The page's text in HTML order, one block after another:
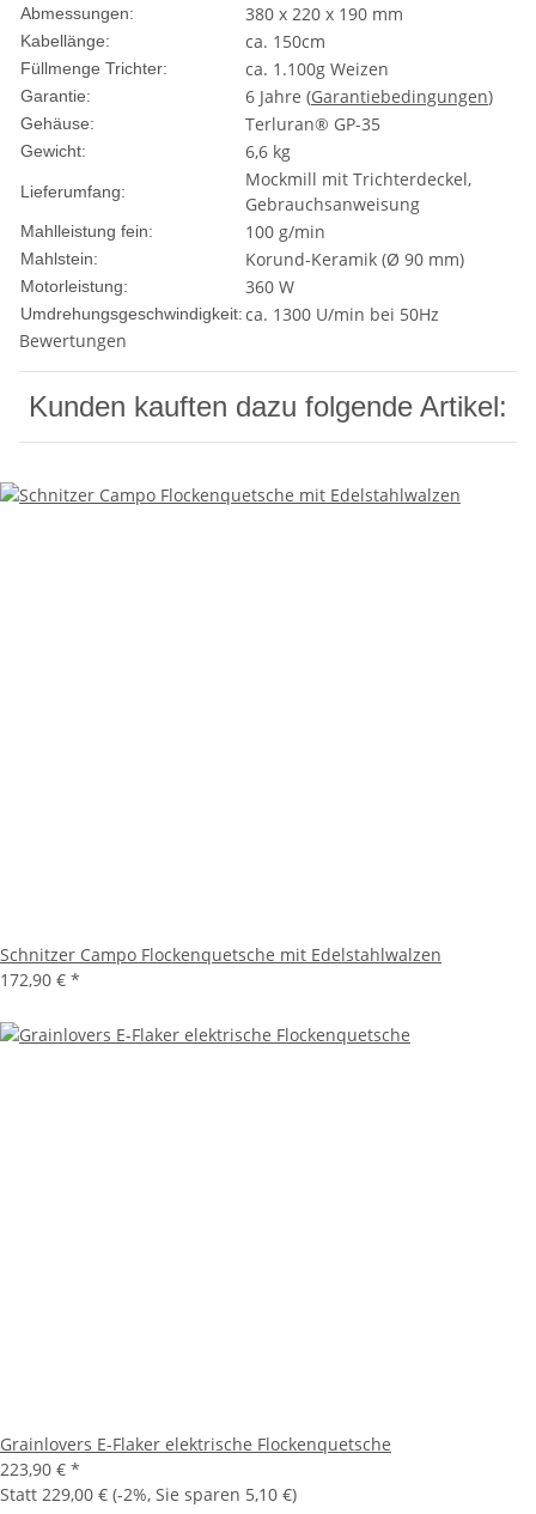
Abmessungen: 380 x 220 x 190 mm
Kabellänge: ca. 150cm
Füllmenge Trichter: ca. 1.100g Weizen
Garantie: 6 Jahre (Garantiebedingungen)
Gehäuse: Terluran® GP-35
Gewicht: 6,6 kg
Lieferumfang:
Mockmill mit Trichterdeckel,
Gebrauchsanweisung
Mahlleistung fein: 100 g/min
Mahlstein: Korund-Keramik (Ø 90 mm)
Motorleistung: 360 W
Umdrehungsgeschwindigkeit:ca. 1300 U/min bei 50Hz
Bewertungen
Kunden kauften dazu folgende Artikel:
Schnitzer Campo Flockenquetsche mit Edelstahlwalzen
172,90 € *
Grainlovers E-Flaker elektrische Flockenquetsche
223,90 € *
Statt 229,00 € (-2%, Sie sparen 5,10 €)